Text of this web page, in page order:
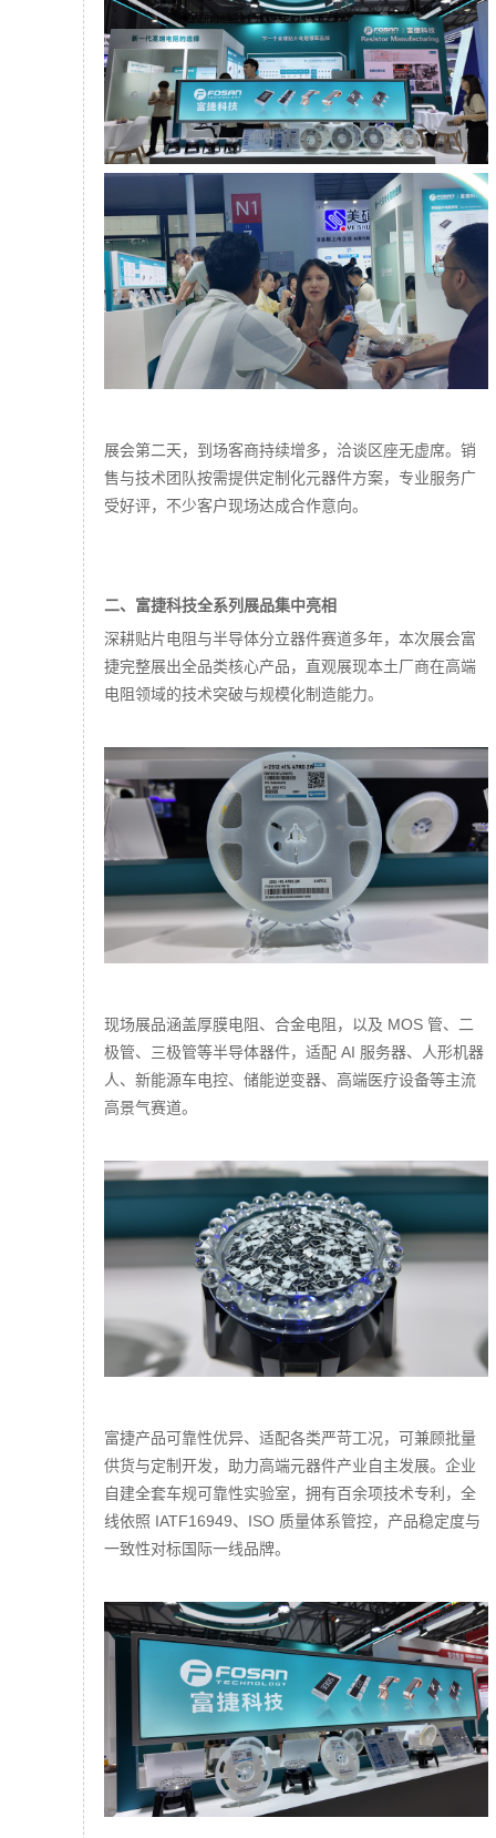
展会第二天，到场客商持续增多，洽谈区座无虚席。销
售与技术团队按需提供定制化元器件方案，专业服务广
受好评，不少客户现场达成合作意向。
二、富捷科技全系列展品集中亮相
深耕贴片电阻与半导体分立器件赛道多年，本次展会富
捷完整展出全品类核心产品，直观展现本土厂商在高端
电阻领域的技术突破与规模化制造能力。
现场展品涵盖厚膜电阻、合金电阻，以及 MOS 管、二
极管、三极管等半导体器件，适配 AI 服务器、人形机器
人、新能源车电控、储能逆变器、高端医疗设备等主流
高景气赛道。
富捷产品可靠性优异、适配各类严苛工况，可兼顾批量
供货与定制开发，助力高端元器件产业自主发展。企业
自建全套车规可靠性实验室，拥有百余项技术专利，全
线依照 IATF16949、ISO 质量体系管控，产品稳定度与
一致性对标国际一线品牌。